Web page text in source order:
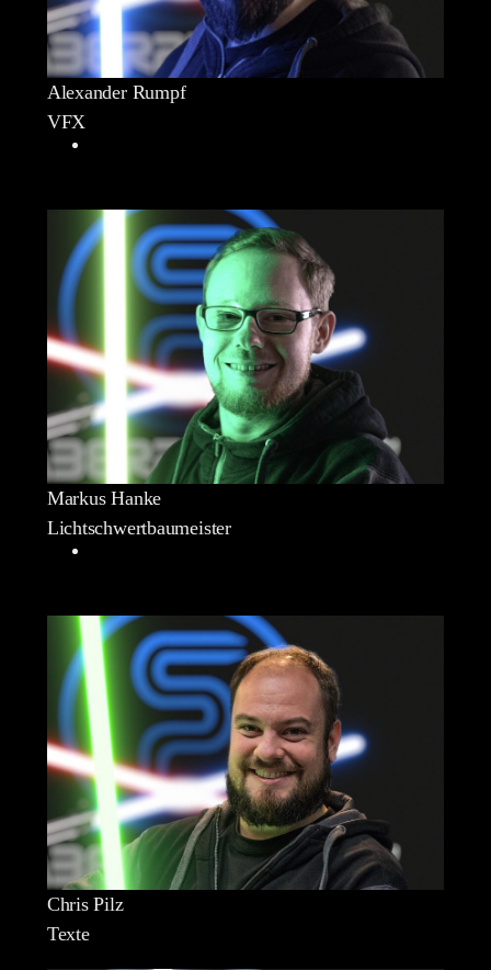
Alexander Rumpf
VFX
Markus Hanke
Lichtschwertbaumeister
Chris Pilz
Texte